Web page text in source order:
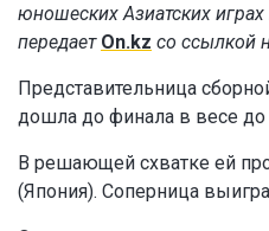
юношеских Азиатских
передает On.kz со ссылкой
Представительница
дошла до финала в весе
В решающей схватке ей
(Япония). Соперница